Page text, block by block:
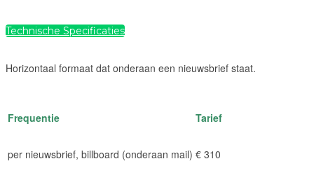
Technische Specificaties
Horizontaal formaat dat onderaan een nieuwsbrief staat.
Frequentie Tarief
per nieuwsbrief, billboard (onderaan mail) € 310